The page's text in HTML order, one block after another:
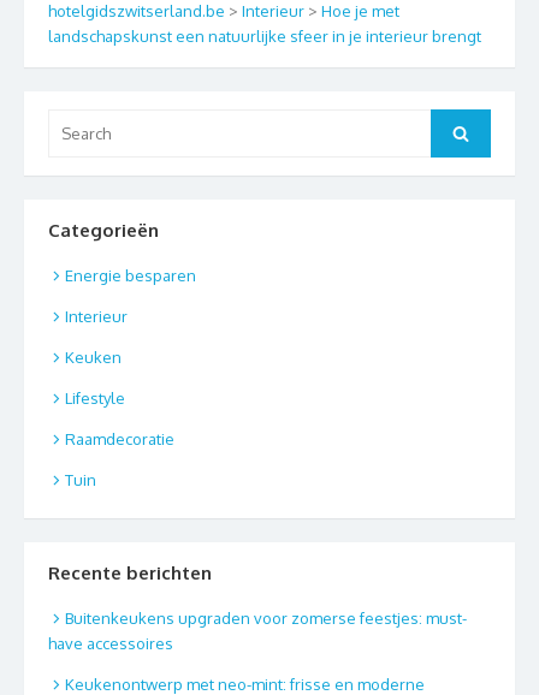
hotelgidszwitserland.be > Interieur > Hoe je met
landschapskunst een natuurlijke sfeer in je interieur brengt
for:
Search
Categorieën
Energie besparen
Interieur
Keuken
Lifestyle
Raamdecoratie
Tuin
Recente berichten
Buitenkeukens upgraden voor zomerse feestjes: must-
have accessoires
Keukenontwerp met neo-mint: frisse en moderne